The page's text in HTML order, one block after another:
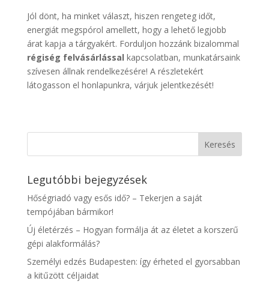
Jól dönt, ha minket választ, hiszen rengeteg időt,
energiát megspórol amellett, hogy a lehető legjobb
árat kapja a tárgyakért. Forduljon hozzánk bizalommal
régiség felvásárlással kapcsolatban, munkatársaink
szívesen állnak rendelkezésére! A részletekért
látogasson el honlapunkra, várjuk jelentkezését!
Legutóbbi bejegyzések
Hőségriadó vagy esős idő? – Tekerjen a saját
tempójában bármikor!
Új életérzés – Hogyan formálja át az életet a korszerű
gépi alakformálás?
Személyi edzés Budapesten: így érheted el gyorsabban
a kitűzött céljaidat